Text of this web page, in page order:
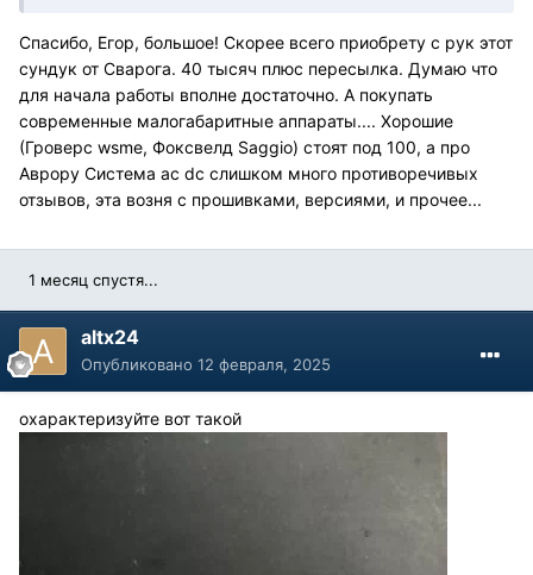
Спасибо, Егор, большое! Скорее всего приобрету с рук этот
сундук от Сварога. 40 тысяч плюс пересылка. Думаю что
для начала работы вполне достаточно. А покупать
современные малогабаритные аппараты.... Хорошие
(Гроверс wsme, Фоксвелд Saggio) стоят под 100, а про
Аврору Система ac dc слишком много противоречивых
отзывов, эта возня с прошивками, версиями, и прочее...
1 месяц спустя...
altx24
Опубликовано 12 февраля, 2025
охарактеризуйте вот такой